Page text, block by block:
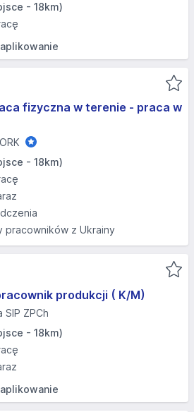
- 18km)
fizyczna w terenie - praca w
- 18km)
pracowników z Ukrainy
produkcji ( K/M)
SIP ZPCh
- 18km)